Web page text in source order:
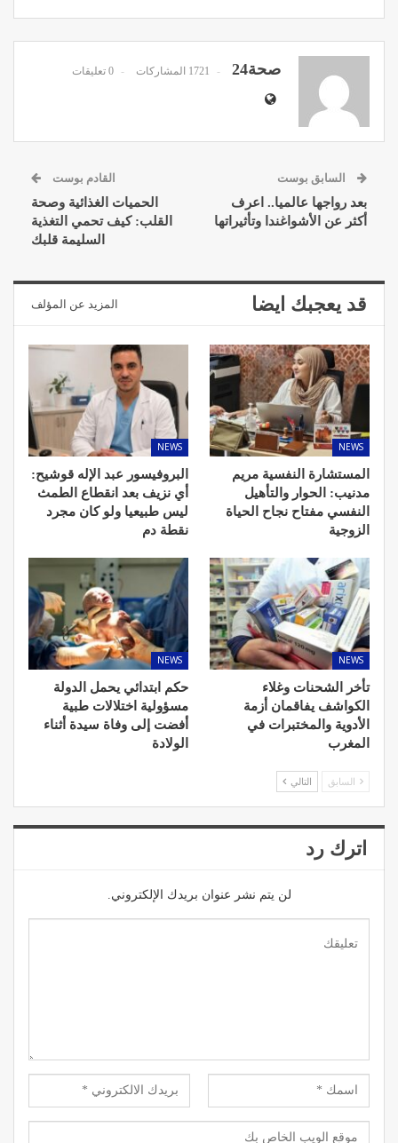
صحة24 1721 المشاركات 0 تعليقات
السابق بوست
بعد رواجها عالميا.. اعرف
أكثر عن الأشواغندا وتأثيراتها
القادم بوست
الحميات الغذائية وصحة
القلب: كيف تحمي التغذية
السليمة قلبك
قد يعجبك ايضا المزيد عن المؤلف
NEWS
المستشارة النفسية مريم
مدنيب: الحوار والتأهيل
النفسي مفتاح نجاح الحياة
الزوجية
NEWS
البروفيسور عبد الإله قوشيح:
أي نزيف بعد انقطاع الطمث
ليس طبيعيا ولو كان مجرد
نقطة دم
NEWS
تأخر الشحنات وغلاء
الكواشف يفاقمان أزمة
الأدوية والمختبرات في
المغرب
NEWS
حكم ابتدائي يحمل الدولة
مسؤولية اختلالات طبية
أفضت إلى وفاة سيدة أثناء
الولادة
السابق التالي
اترك رد
لن يتم نشر عنوان بريدك الإلكتروني.